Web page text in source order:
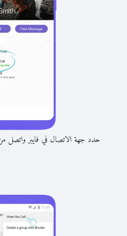
حدد جهة الاتصال في فايبر واتصل